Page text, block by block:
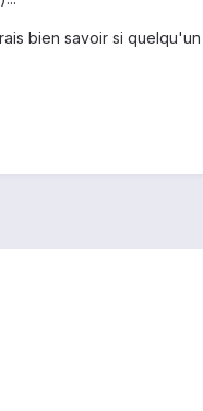
bien savoir si